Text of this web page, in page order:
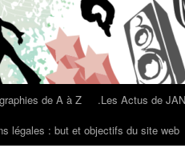
de A à Z .Les Actus de
légales : but et objectifs du site web